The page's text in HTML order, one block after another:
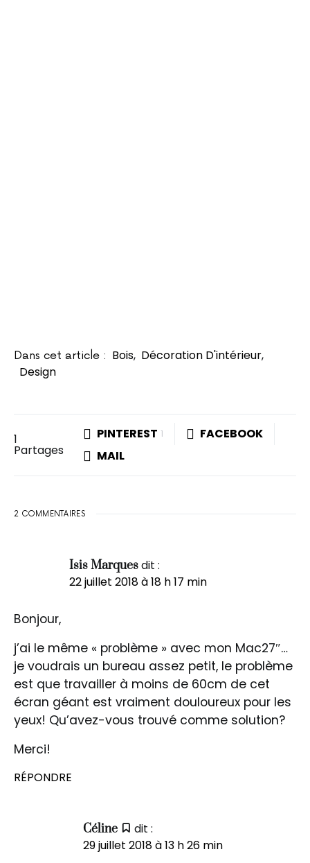
Dans cet article : Bois, Décoration D'intérieur,
Design
1
Partages
PINTEREST 1
FACEBOOK
MAIL
2 COMMENTAIRES
Isis Marquesdit :
22 juillet 2018 à 18 h 17 min
Bonjour,
j’ai le même « problème » avec mon Mac27″…
je voudrais un bureau assez petit, le problème
est que travailler à moins de 60cm de cet
écran géant est vraiment douloureux pour les
yeux! Qu’avez-vous trouvé comme solution?
Merci!
RÉPONDRE
Céline
dit :
29 juillet 2018 à 13 h 26 min